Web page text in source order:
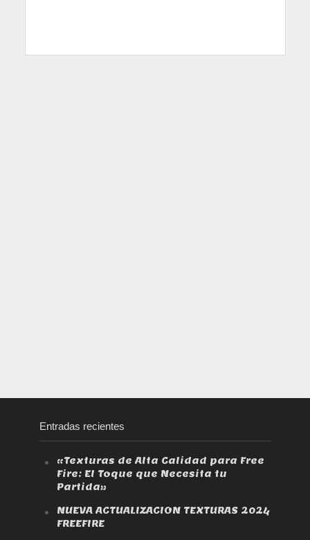
Entradas recientes
«Texturas de Alta Calidad para Free
Fire: El Toque que Necesita tu
Partida»
NUEVA ACTUALIZACION TEXTURAS 2024
FREEFIRE